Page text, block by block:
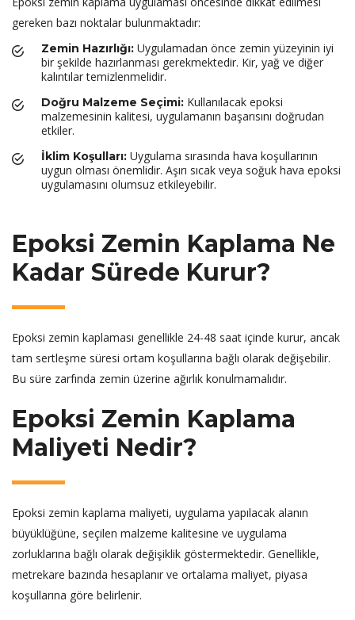
gereken bazı noktalar bulunmaktadır:
Zemin Hazırlığı: Uygulamadan önce zemin yüzeyinin iyi
bir şekilde hazırlanması gerekmektedir. Kir, yağ ve diğer
kalıntılar temizlenmelidir.
Doğru Malzeme Seçimi: Kullanılacak epoksi
malzemesinin kalitesi, uygulamanın başarısını doğrudan
etkiler.
İklim Koşulları: Uygulama sırasında hava koşullarının
uygun olması önemlidir. Aşırı sıcak veya soğuk hava epoksi
uygulamasını olumsuz etkileyebilir.
Epoksi Zemin Kaplama Ne
Kadar Sürede Kurur?
Epoksi zemin kaplaması genellikle 24-48 saat içinde kurur, ancak
tam sertleşme süresi ortam koşullarına bağlı olarak değişebilir.
Bu süre zarfında zemin üzerine ağırlık konulmamalıdır.
Epoksi Zemin Kaplama
Maliyeti Nedir?
Epoksi zemin kaplama maliyeti, uygulama yapılacak alanın
büyüklüğüne, seçilen malzeme kalitesine ve uygulama
zorluklarına bağlı olarak değişiklik göstermektedir. Genellikle,
metrekare bazında hesaplanır ve ortalama maliyet, piyasa
koşullarına göre belirlenir.